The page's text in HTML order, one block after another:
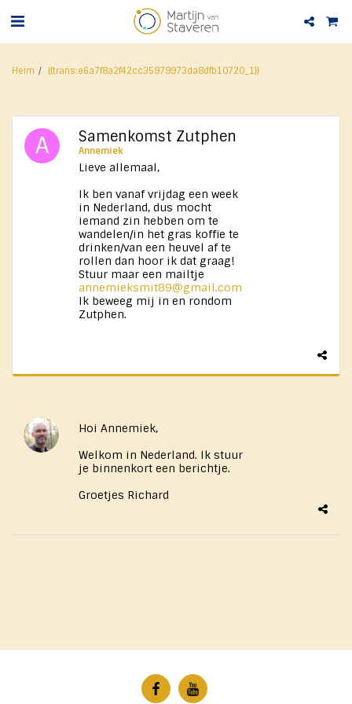
Heim {{trans:e6a7f8a2f42cc35979973da8dfb10720_1}}
Samenkomst Zutphen
Annemiek
Lieve allemaal,
Ik ben vanaf vrijdag een week
in Nederland, dus mocht
iemand zin hebben om te
wandelen/in het gras koffie te
drinken/van een heuvel af te
rollen dan hoor ik dat graag!
Stuur maar een mailtje
annemieksmit89@gmail.com
Ik beweeg mij in en rondom
Zutphen.
Hoi Annemiek,
Welkom in Nederland. Ik stuur
je binnenkort een berichtje.
Groetjes Richard